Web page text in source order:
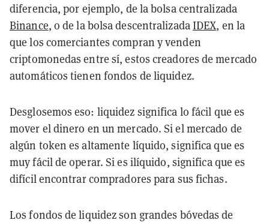
diferencia, por ejemplo, de la bolsa centralizada
Binance, o de la bolsa descentralizadaIDEX, en la
que los comerciantes compran y venden
criptomonedas entre sí, estos creadores de mercado
automáticos tienen fondos de liquidez.
Desglosemos eso: liquidez significa lo fácil que es
mover el dinero en un mercado. Si el mercado de
algún token es altamente líquido, significa que es
muy fácil de operar. Si es ilíquido, significa que es
difícil encontrar compradores para sus fichas.
Los fondos de liquidez son grandes bóvedas de